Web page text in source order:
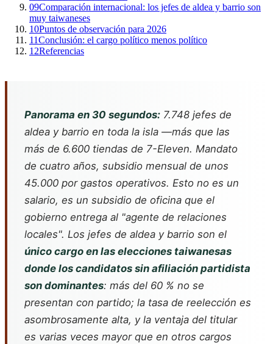
09Comparación internacional: los jefes de aldea y barrio son
muy taiwaneses
10Puntos de observación para 2026
11Conclusión: el cargo político menos político
12Referencias
Panorama en 30 segundos: 7.748 jefes de
aldea y barrio en toda la isla —más que las
más de 6.600 tiendas de 7-Eleven. Mandato
de cuatro años, subsidio mensual de unos
45.000 por gastos operativos. Esto no es un
salario, es un subsidio de oficina que el
gobierno entrega al "agente de relaciones
locales". Los jefes de aldea y barrio son el
único cargo en las elecciones taiwanesas
donde los candidatos sin afiliación partidista
son dominantes: más del 60 % no se
presentan con partido; la tasa de reelección es
asombrosamente alta, y la ventaja del titular
es varias veces mayor que en otros cargos